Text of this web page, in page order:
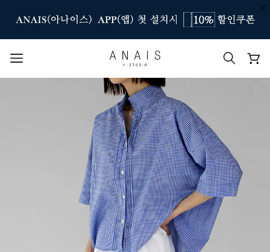
인기 검색어
#신상7%할인 #아나이스 제작
#당일발송 #BEST OF BEST